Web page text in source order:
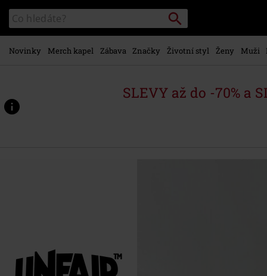
hlavnímu
obsahu
Katalog
vyhledávání
Vyhledávání
Novinky Merch kapel Zábava Značky Životní styl Ženy Muži
SLEVY až do -70% a